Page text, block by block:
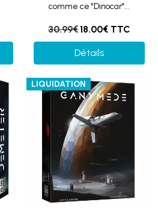
comme ce "Dinocar"...
30.99€18.00€ TTC
Détails
LIQUIDATION